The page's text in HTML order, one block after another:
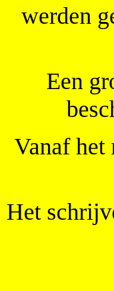
werden
Een
Vanaf
Het